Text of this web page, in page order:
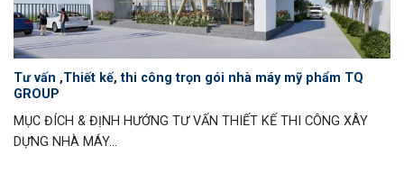
Tư vấn ,Thiết kế, thi công trọn gói nhà máy mỹ phẩm TQ
GROUP
MỤC ĐÍCH & ĐỊNH HƯỚNG TƯ VẤN THIẾT KẾ THI CÔNG XÂY
DỰNG NHÀ MÁY...